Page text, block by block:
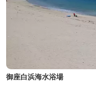
御座白浜海水浴場